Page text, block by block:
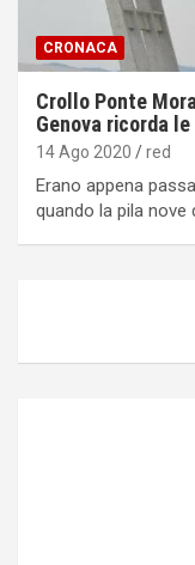
CRONACA
Crollo Ponte
Genova ricorda
14 Ago 2020 red
Erano appena
quando la pila nove